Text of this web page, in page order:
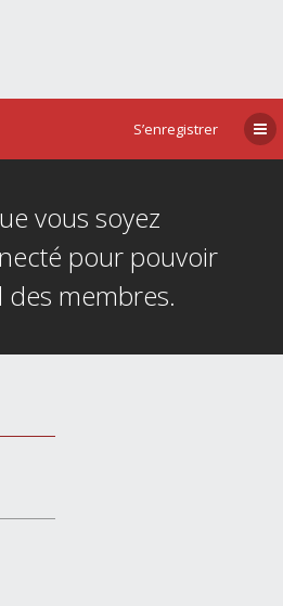
S’enregistrer
vous soyez
pour pouvoir
membres.